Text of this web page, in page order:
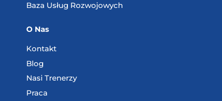
Baza Usług Rozwojowych
O Nas
Kontakt
Blog
Nasi Trenerzy
Praca